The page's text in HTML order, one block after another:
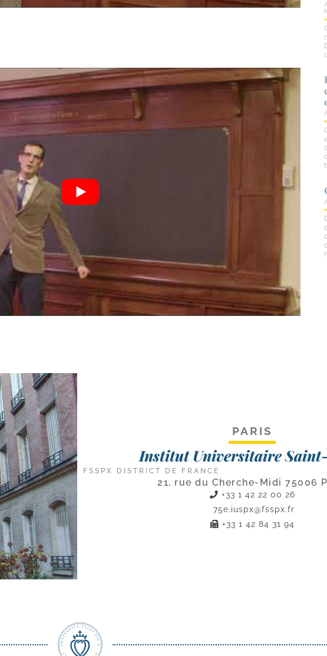
PARIS
Institut Universitaire
FSSPX DISTRICT DE FRANCE
21, rue du Cherche-Midi 75006
+33 1 42 22 00 26
75e.iuspx@fsspx.fr
+33 1 42 84 31 94